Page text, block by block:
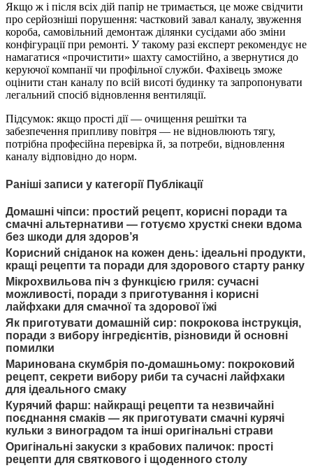
Якщо ж і після всіх дій папір не тримається, це може свідчити
про серйозніші порушення: частковий завал каналу, звуження
короба, самовільний демонтаж ділянки сусідами або зміни
конфігурації при ремонті. У такому разі експерт рекомендує не
намагатися «прочистити» шахту самостійно, а звернутися до
керуючої компанії чи профільної служби. Фахівець зможе
оцінити стан каналу по всій висоті будинку та запропонувати
легальний спосіб відновлення вентиляції.
Підсумок: якщо прості дії — очищення решітки та
забезпечення припливу повітря — не відновлюють тягу,
потрібна професійна перевірка й, за потреби, відновлення
каналу відповідно до норм.
Раніші записи у категорії Публікації
Домашні чіпси: простий рецепт, корисні поради та
смачні альтернативи — готуємо хрусткі снеки вдома
без шкоди для здоров’я
Корисний сніданок на кожен день: ідеальні продукти,
кращі рецепти та поради для здорового старту ранку
Мікрохвильова піч з функцією гриля: сучасні
можливості, поради з приготування і корисні
лайфхаки для смачної та здорової їжі
Як приготувати домашній сир: покрокова інструкція,
поради з вибору інгредієнтів, різновиди й основні
помилки
Маринована скумбрія по-домашньому: покроковий
рецепт, секрети вибору риби та сучасні лайфхаки
для ідеального смаку
Курячий фарш: найкращі рецепти та незвичайні
поєднання смаків — як приготувати смачні курячі
кульки з виноградом та інші оригінальні страви
Оригінальні закуски з крабових паличок: прості
рецепти для святкового і щоденного столу